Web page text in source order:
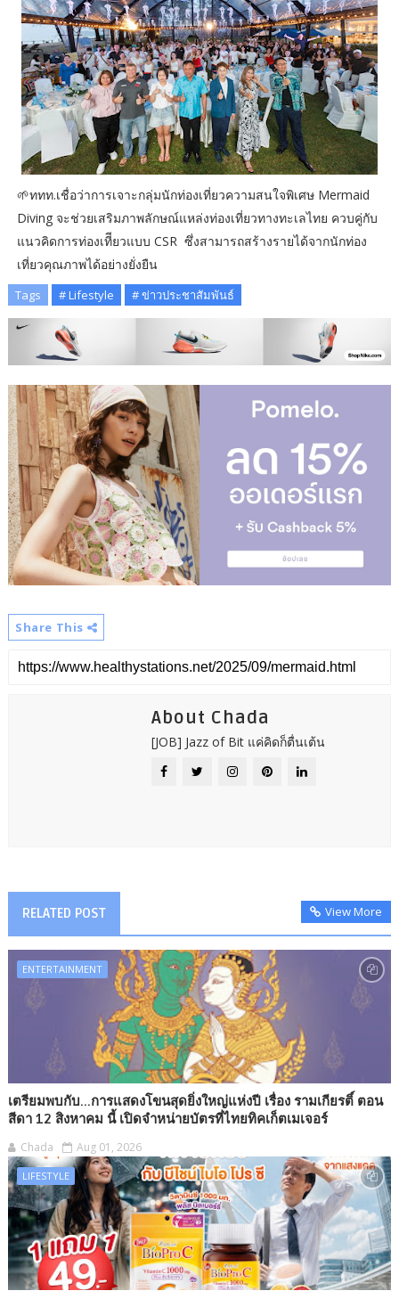
🌱ททท.เชื่อว่าการเจาะกลุ่มนักท่องเที่ยวความสนใจพิเศษ Mermaid
Diving จะช่วยเสริมภาพลักษณ์แหล่งท่องเที่ยวทางทะเลไทย ควบคู่กับ
แนวคิดการท่องเทีียวแบบ CSR ซึ่งสามารถสร้างรายได้จากนักท่อง
เที่ยวคุณภาพได้อย่างยั่งยืน
Tags # Lifestyle # ข่าวประชาสัมพันธ์
Share This
About Chada
[JOB] Jazz of Bit แค่คิดก็ตื่นเต้น
RELATED POST View More
ENTERTAINMENT
เตรียมพบกับ...การแสดงโขนสุดยิ่งใหญ่แห่งปี เรื่อง รามเกียรติ์ ตอน
สีดา 12 สิงหาคม นี้ เปิดจำหน่ายบัตรที่ไทยทิคเก็ตเมเจอร์
Chada Aug 01, 2026
LIFESTYLE